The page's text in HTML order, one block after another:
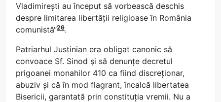
Vladimirești au început să vorbească deschis
despre limitarea libertății religioase în România
comunistă“26.
Patriarhul Justinian era obligat canonic să
convoace Sf. Sinod și să denunțe decretul
prigoanei monahilor 410 ca fiind discreționar,
abuziv și că în mod flagrant, încalcă libertatea
Bisericii, garantată prin constituția vremii. Nu a